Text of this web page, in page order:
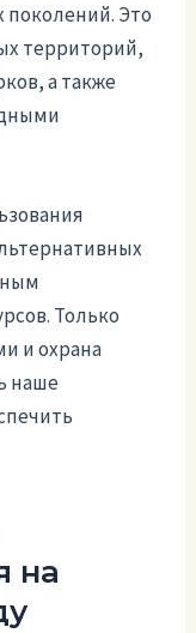
поколений. Это
территорий,
а также
Только
и охрана
наше
на